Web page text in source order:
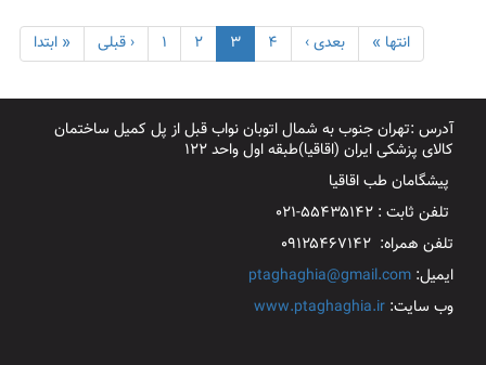
« ابتدا ‹ قبلی ۱ ۲ ۳ ۴ بعدی › انتها »
آدرس :تهران جنوب به شمال اتوبان نواب قبل از پل کمیل ساختمان
کالای پزشکی ایران (اقاقیا)طبقه اول واحد ۱۲۲
پیشگامان طب اقاقیا
تلفن ثابت : ۵۵۴۳۵۱۴۲-۰۲۱
تلفن همراه: ۰۹۱۲۵۴۶۷۱۴۲
ایمیل: ptaghaghia@gmail.com
وب سایت: www.ptaghaghia.ir